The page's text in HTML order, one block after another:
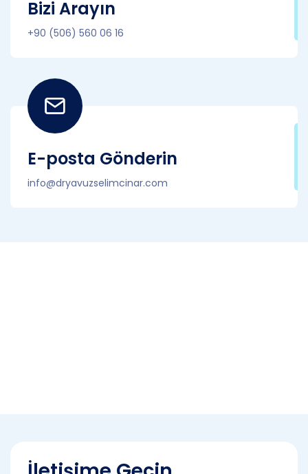
Bizi Arayın
+90 (506) 560 06 16
E-posta Gönderin
info@dryavuzselimcinar.com